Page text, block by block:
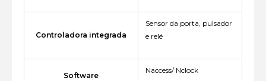
Controladora integrada
Sensor da porta, pulsador
e relé
Software
Naccess/ Nclock